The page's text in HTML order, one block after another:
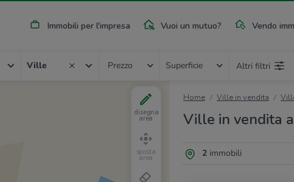
Immobili per l'impresa Vuoi un mutuo? Vendo
Ville Prezzo Superficie Altri filtri
Home Ville in vendita
Ville in vendita
2immobili
disegna
area
sposta
area